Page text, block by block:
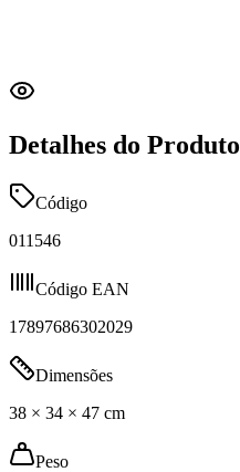
Detalhes do Produto
Código
011546
Código EAN
17897686302029
Dimensões
38 × 34 × 47 cm
Peso